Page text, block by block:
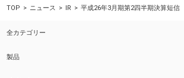
TOP ニュース IR 平成26年3月期第2四半期決算短信
全カテゴリー
製品